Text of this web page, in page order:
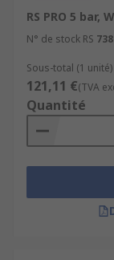
RS PRO 5 bar,
N° de stock RS
Sous-total (1 unité)
121,11 €(TVA
Quantité